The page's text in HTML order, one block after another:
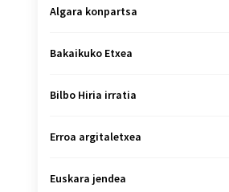
Algara konpartsa
Bakaikuko Etxea
Bilbo Hiria irratia
Erroa argitaletxea
Euskara jendea